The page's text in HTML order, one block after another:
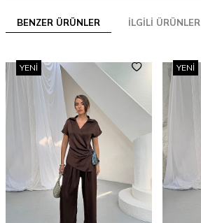
BENZER ÜRÜNLER İLGILI ÜRÜNLER
YENI YENI